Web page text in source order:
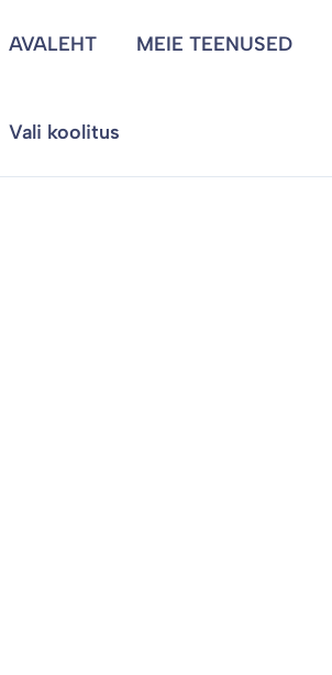
AVALEHT MEIE TEENUSED
Vali koolitus